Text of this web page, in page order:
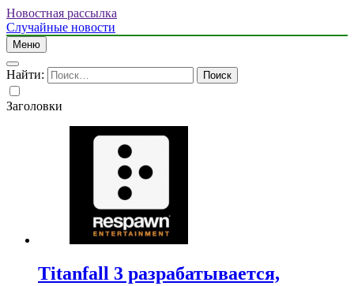
Новостная рассылка
Случайные новости
Меню
Найти:
Заголовки
Titanfall 3 разрабатывается,